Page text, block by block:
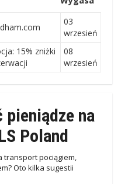
03
wrzesień
15% zniżki
08
wrzesień
pieniądze na
Poland
transport pociągiem,
Oto kilka sugestii